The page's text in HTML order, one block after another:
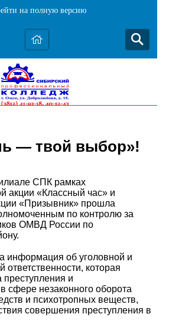
на полную версию
— твой выбор»!
СПК рамках
акции «Классный час» и
«Призывник» прошла
по контролю за
ОМВД России по
информация об уголовной и
ответственности, которая
преступления и
сфере незаконного оборота
и психотропных веществ,
совершения преступления в